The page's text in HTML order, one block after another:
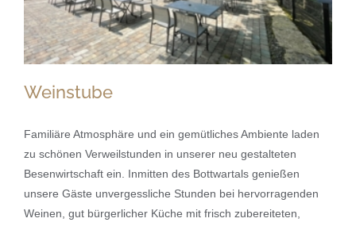
Weinstube
Familiäre Atmosphäre und ein gemütliches Ambiente laden
zu schönen Verweilstunden in unserer neu gestalteten
Besenwirtschaft ein. Inmitten des Bottwartals genießen
unsere Gäste unvergessliche Stunden bei hervorragenden
Weinen, gut bürgerlicher Küche mit frisch zubereiteten,